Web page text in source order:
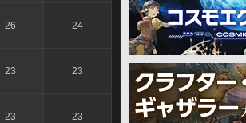
26 24
23 23
23 23